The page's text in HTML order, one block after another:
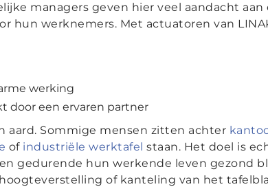
managers geven hier veel aandacht aan
hun werknemers. Met actuatoren van
werking
door een ervaren partner
aard. Sommige mensen zitten achter
of industriële werktafel staan. Het doel is
gedurende hun werkende leven gezond
of kanteling van het